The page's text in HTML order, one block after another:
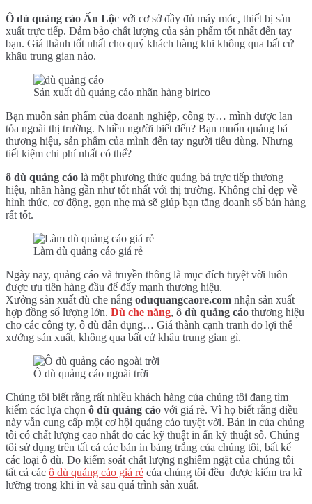
Ô dù quảng cáo Ấn Lộc với cơ sở đầy đủ máy móc, thiết bị sản
xuất trực tiếp. Đảm bảo chất lượng của sản phẩm tốt nhất đến tay
bạn. Giá thành tốt nhất cho quý khách hàng khi không qua bất cứ
khâu trung gian nào.
Sản xuất dù quảng cáo nhãn hàng birico
Bạn muốn sản phẩm của doanh nghiệp, công ty… mình được lan
tỏa ngoài thị trường. Nhiều người biết đến? Bạn muốn quảng bá
thương hiệu, sản phẩm của mình đến tay người tiêu dùng. Nhưng
tiết kiệm chi phí nhất có thể?
ô dù quảng cáo là một phương thức quảng bá trực tiếp thương
hiệu, nhãn hàng gần như tốt nhất với thị trường. Không chỉ đẹp về
hình thức, cơ động, gọn nhẹ mà sẽ giúp bạn tăng doanh số bán hàng
rất tốt.
Làm dù quảng cáo giá rẻ
Ngày nay, quảng cáo và truyền thông là mục đích tuyệt vời luôn
được ưu tiên hàng đầu để đẩy mạnh thương hiệu.
Xưởng sản xuất dù che nắng oduquangcaore.com nhận sản xuất
hợp đồng số lượng lớn. Dù che nắng, ô dù quảng cáo thương hiệu
cho các công ty, ô dù dân dụng… Giá thành cạnh tranh do lợi thế
xưởng sản xuất, không qua bất cứ khâu trung gian gì.
Ô dù quảng cáo ngoài trời
Chúng tôi biết rằng rất nhiều khách hàng của chúng tôi đang tìm
kiếm các lựa chọn ô dù quảng cáo với giá rẻ. Vì họ biết rằng điều
này vẫn cung cấp một cơ hội quảng cáo tuyệt vời. Bản in của chúng
tôi có chất lượng cao nhất do các kỹ thuật in ấn kỹ thuật số. Chúng
tôi sử dụng trên tất cả các bản in bảng trắng của chúng tôi, bất kể
các loại ô dù. Do kiểm soát chất lượng nghiêm ngặt của chúng tôi
tất cả các ô dù quảng cáo giá rẻ của chúng tôi đều được kiểm tra kĩ
lưỡng trong khi in và sau quá trình sản xuất.